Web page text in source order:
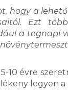
hogy a
Ezt
a tegnapi
10 évre
legyen a